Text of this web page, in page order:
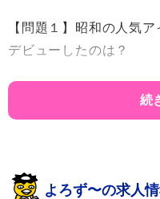
【問題１】昭和の人気
デビューしたのは？
1970年
1976年
続
よろず〜の求人